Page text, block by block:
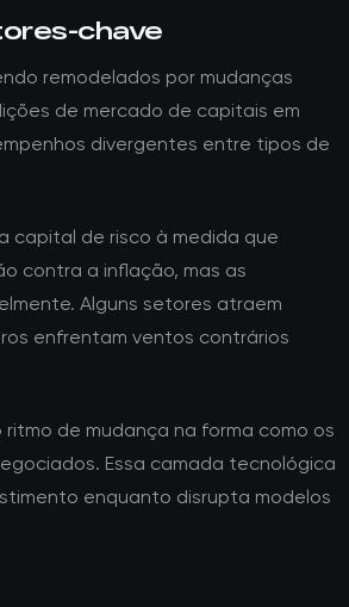
chave
remodelados por mudanças
de mercado de capitais em
divergentes entre tipos de
capital de risco à medida que
contra a inflação, mas as
Alguns setores atraem
enfrentam ventos contrários
de mudança na forma como os
Essa camada tecnológica
enquanto disrupta modelos